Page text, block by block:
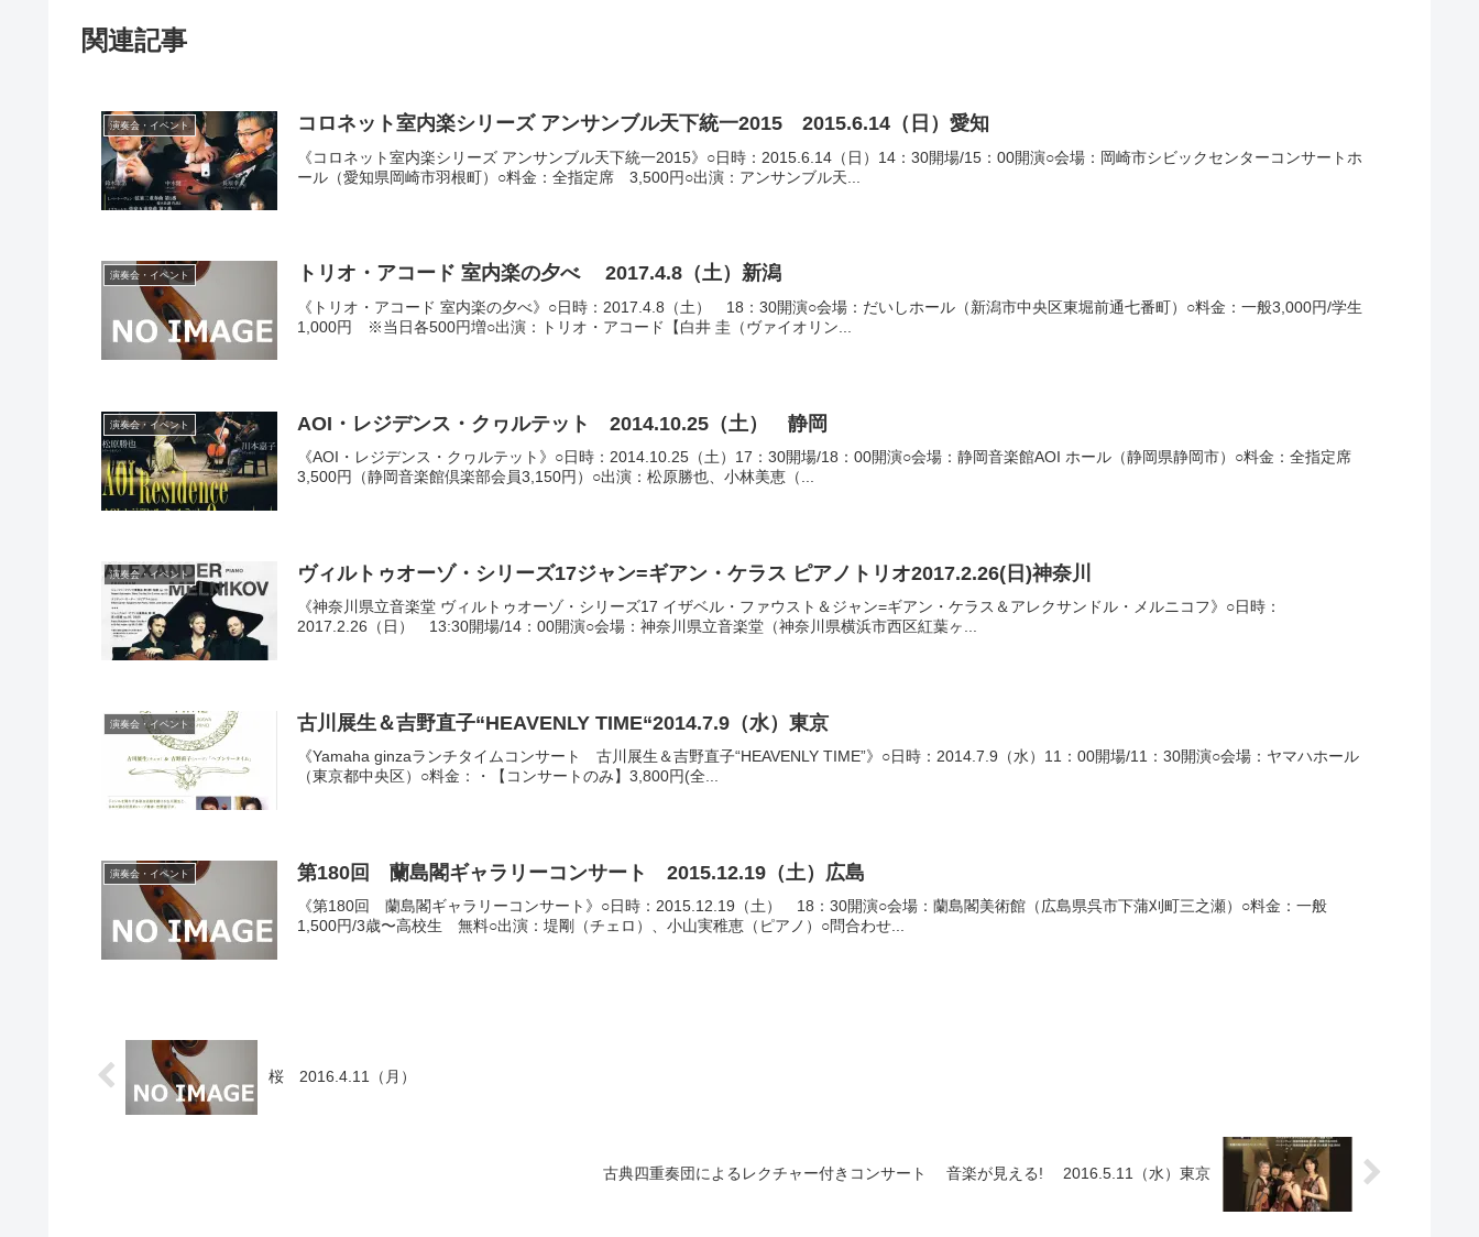
関連記事
演奏会・イベント コロネット室内楽シリーズ アンサンブル天下統一2015 2015.6.14（日）愛知
《コロネット室内楽シリーズ アンサンブル天下統一2015》○日時：2015.6.14（日）14：30開場/15：00開演○会場：岡崎市シビックセンターコンサートホ
ール（愛知県岡崎市羽根町）○料金：全指定席 3,500円○出演：アンサンブル天...
演奏会・イベント トリオ・アコード 室内楽の夕べ 2017.4.8（土）新潟
《トリオ・アコード 室内楽の夕べ》○日時：2017.4.8（土） 18：30開演○会場：だいしホール（新潟市中央区東堀前通七番町）○料金：一般3,000円/学生
1,000円 ※当日各500円増○出演：トリオ・アコード【白井 圭（ヴァイオリン...
演奏会・イベント AOI・レジデンス・クヮルテット 2014.10.25（土） 静岡
《AOI・レジデンス・クヮルテット》○日時：2014.10.25（土）17：30開場/18：00開演○会場：静岡音楽館AOI ホール（静岡県静岡市）○料金：全指定席
3,500円（静岡音楽館倶楽部会員3,150円）○出演：松原勝也、小林美恵（...
演奏会・イベント ヴィルトゥオーゾ・シリーズ17ジャン=ギアン・ケラス ピアノトリオ2017.2.26(日)神奈川
《神奈川県立音楽堂 ヴィルトゥオーゾ・シリーズ17 イザベル・ファウスト＆ジャン=ギアン・ケラス＆アレクサンドル・メルニコフ》○日時：
2017.2.26（日） 13:30開場/14：00開演○会場：神奈川県立音楽堂（神奈川県横浜市西区紅葉ヶ...
演奏会・イベント 古川展生＆吉野直子“HEAVENLY TIME“2014.7.9（水）東京
《Yamaha ginzaランチタイムコンサート 古川展生＆吉野直子“HEAVENLY TIME”》○日時：2014.7.9（水）11：00開場/11：30開演○会場：ヤマハホール
（東京都中央区）○料金：・【コンサートのみ】3,800円(全...
演奏会・イベント 第180回 蘭島閣ギャラリーコンサート 2015.12.19（土）広島
《第180回 蘭島閣ギャラリーコンサート》○日時：2015.12.19（土） 18：30開演○会場：蘭島閣美術館（広島県呉市下蒲刈町三之瀬）○料金：一般
1,500円/3歳〜高校生 無料○出演：堤剛（チェロ）、小山実稚恵（ピアノ）○問合わせ...
桜 2016.4.11（月）
古典四重奏団によるレクチャー付きコンサート 音楽が見える! 2016.5.11（水）東京